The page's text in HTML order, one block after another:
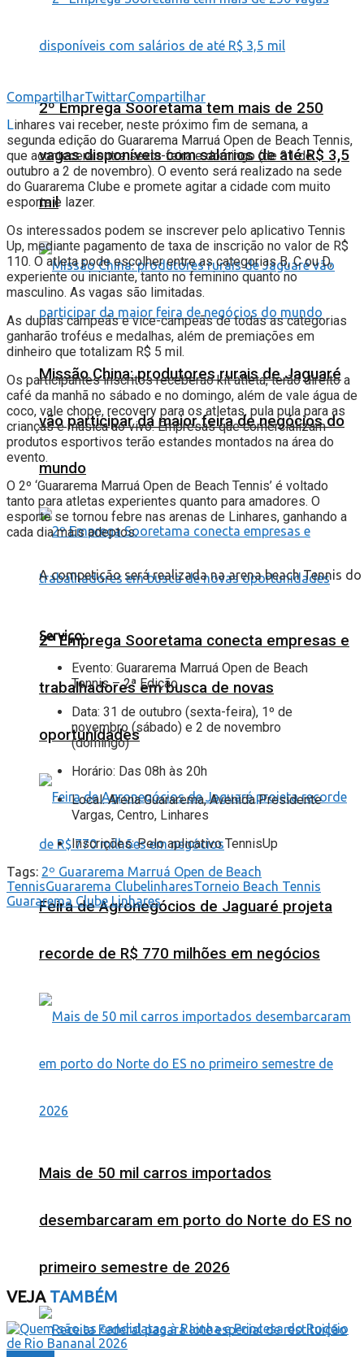
2º Emprega Sooretama tem mais de 250
vagas disponíveis com salários de até R$ 3,5
mil
Missão China: produtores rurais de Jaguaré
vão participar da maior feira de negócios do
mundo
2º Emprega Sooretama conecta empresas e
trabalhadores em busca de novas
oportunidades
Feira de Agronegócios de Jaguaré projeta
recorde de R$ 770 milhões em negócios
Mais de 50 mil carros importados
desembarcaram em porto do Norte do ES no
primeiro semestre de 2026
CompartilharTwittarCompartilhar
Linhares vai receber, neste próximo fim de semana, a
segunda edição do Guararema Marruá Open de Beach Tennis,
que acontecerá entre sexta-feira e domingo (de 31 de
outubro a 2 de novembro). O evento será realizado na sede
do Guararema Clube e promete agitar a cidade com muito
esporte e lazer.
Os interessados podem se inscrever pelo aplicativo Tennis
Up, mediante pagamento de taxa de inscrição no valor de R$
110. O atleta pode escolher entre as categorias B, C ou D,
experiente ou iniciante, tanto no feminino quanto no
masculino. As vagas são limitadas.
As duplas campeãs e vice-campeãs de todas as categorias
ganharão troféus e medalhas, além de premiações em
dinheiro que totalizam R$ 5 mil.
Os participantes inscritos receberão kit atleta, terão direito a
café da manhã no sábado e no domingo, além de vale água de
coco, vale chope, recovery para os atletas, pula pula para as
crianças e música ao vivo. Empresas que comercializam
produtos esportivos terão estandes montados na área do
evento.
O 2º ‘Guararema Marruá Open de Beach Tennis’ é voltado
tanto para atletas experientes quanto para amadores. O
esporte se tornou febre nas arenas de Linhares, ganhando a
cada dia mais adeptos.
A competição será realizada na arena beach Tennis do
Serviço:
Evento: Guararema Marruá Open de Beach
Tennis – 2ª Edição
Data: 31 de outubro (sexta-feira), 1º de
novembro (sábado) e 2 de novembro
(domingo)
Horário: Das 08h às 20h
Local: Arena Guararema, Avenida Presidente
Vargas, Centro, Linhares
Inscrições: Pelo aplicativo TennisUp
Tags: 2º Guararema Marruá Open de Beach
TennisGuararema ClubelinharesTorneio Beach Tennis
Guararema Clube Linhares
VEJATAMBÉM